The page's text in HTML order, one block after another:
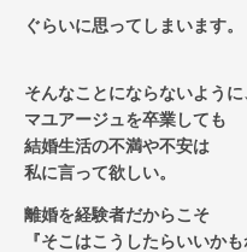
ぐらいに思ってしまいます。
そんなことにならないように
マユアージュを卒業しても
結婚生活の不満や不安は
私に言って欲しい。
離婚を経験者だからこそ
『そこはこうしたらいいかも